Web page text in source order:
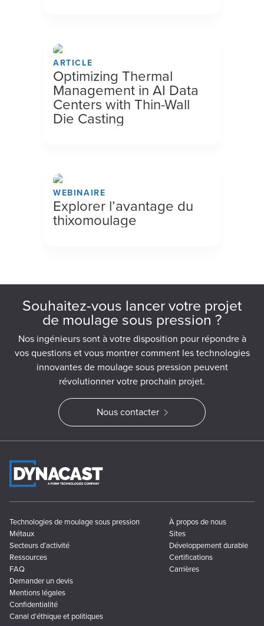
ARTICLE
Optimizing Thermal
Management in AI Data
Centers with Thin-Wall
Die Casting
WEBINAIRE
Explorer l’avantage du
thixomoulage
Souhaitez-vous lancer votre projet
de moulage sous pression ?
Nos ingénieurs sont à votre disposition pour répondre à
vos questions et vous montrer comment les technologies
innovantes de moulage sous pression peuvent
révolutionner votre prochain projet.
Nous contacter
Technologies de moulage sous pression
Métaux
Secteurs d’activité
Ressources
FAQ
À propos de nous
Sites
Développement durable
Certifications
Carrières
Demander un devis
Mentions légales
Confidentialité
Canal d’éthique et politiques